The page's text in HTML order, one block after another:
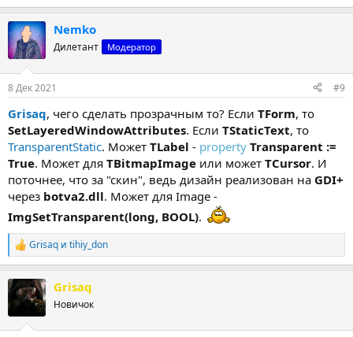
Nemko
Дилетант Модератор
8 Дек 2021 #9
Grisaq, чего сделать прозрачным то? Если TForm, то
SetLayeredWindowAttributes. Если TStaticText, то
TransparentStatic. Может TLabel - property Transparent :=
True. Может для TBitmapImage или может TCursor. И
поточнее, что за "скин", ведь дизайн реализован на GDI+
через botva2.dll. Может для Image -
ImgSetTransparent(long, BOOL).
Р
е
к
ц
и
Grisaq и tihiy_don
Grisaq
Новичок